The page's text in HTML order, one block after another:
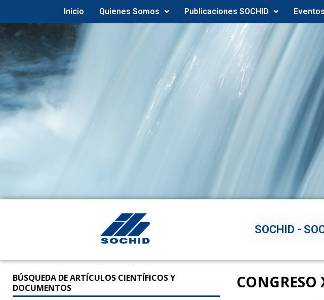
Inicio Quienes Somos Publicaciones SOCHID Eventos
SOCHID -
BÚSQUEDA DE ARTÍCULOS CIENTÍFICOS Y
DOCUMENTOS